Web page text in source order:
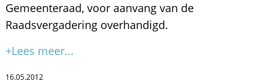
Gemeenteraad, voor aanvang van de
Raadsvergadering overhandigd.
+Lees meer...
16.05.2012